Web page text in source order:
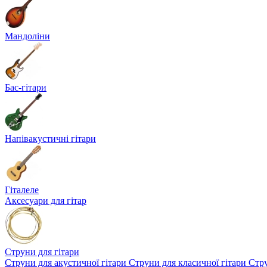
Мандоліни
Бас-гітари
Напівакустичні гітари
Гіталеле
Аксесуари для гітар
Струни для гітари
Струни для акустичної гітари Струни для класичної гітари